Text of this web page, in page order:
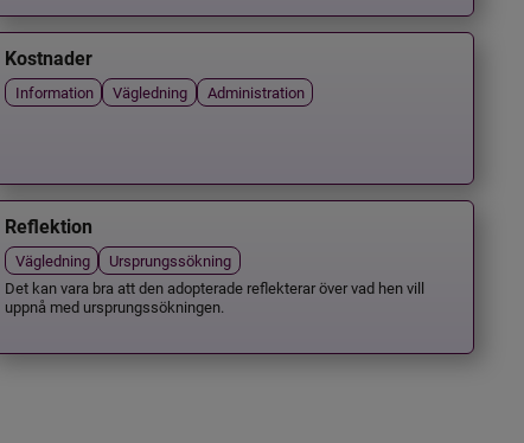
Kostnader
Information Vägledning Administration
Reflektion
Vägledning
Ursprungssökning
Det kan vara bra att den adopterade reflekterar över vad hen vill
uppnå med ursprungssökningen.